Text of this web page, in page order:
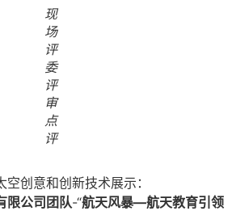
现
场
评
委
评
审
点
评
创意和创新技术展示：
限公司团队-“航天风暴—航天教育引领